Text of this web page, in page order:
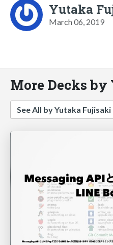
Yutaka
March 06, 2019
More Decks
See All by Yutaka Fujisaki